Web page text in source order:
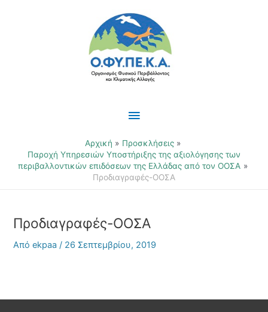
Κύριο
Μενού
Αρχική
Προσκλήσεις
Παροχή Υπηρεσιών Υποστήριξης της αξιολόγησης των
περιβαλλοντικών επιδόσεων της Ελλάδας από τον ΟΟΣΑ
Προδιαγραφές-ΟΟΣΑ
Προδιαγραφές-ΟΟΣΑ
Απόekpaa/ 26 Σεπτεμβρίου, 2019